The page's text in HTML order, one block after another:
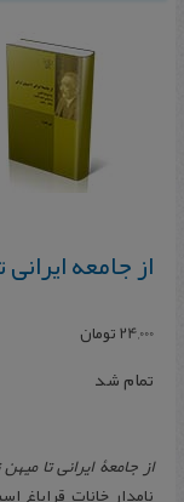
از جامعه
24,000تومان
تمام شد
از جامعۀ ایرانی تا